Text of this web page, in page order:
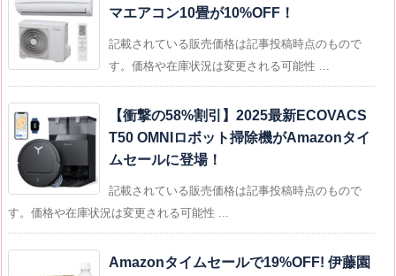
マエアコン10畳が10%OFF！
記載されている販売価格は記事投稿時点のもので
す。価格や在庫状況は変更される可能性 ...
【衝撃の58%割引】2025最新ECOVACS
T50 OMNIロボット掃除機がAmazonタイ
ムセールに登場！
記載されている販売価格は記事投稿時点のもので
す。価格や在庫状況は変更される可能性 ...
Amazonタイムセールで19%OFF! 伊藤園